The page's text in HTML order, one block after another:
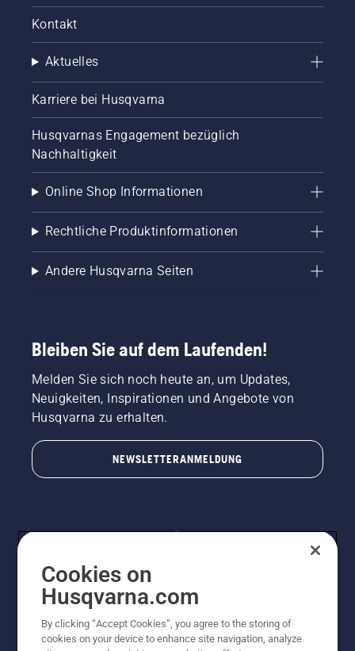
Kontakt
Aktuelles
Karriere bei Husqvarna
Husqvarnas Engagement bezüglich
Nachhaltigkeit
Online Shop Informationen
Rechtliche Produktinformationen
Andere Husqvarna Seiten
Bleiben Sie auf dem Laufenden!
Melden Sie sich noch heute an, um Updates,
Neuigkeiten, Inspirationen und Angebote von
Husqvarna zu erhalten.
NEWSLETTERANMELDUNG
© Husqvarna AB (publ). Alle Rechte vorbehalten.
Preisänderungen, Irrtümer, Text- und Satzfehler sind
Cookies on
Husqvarna.com
By clicking “Accept Cookies”, you agree to the storing of
cookies on your device to enhance site navigation, analyze